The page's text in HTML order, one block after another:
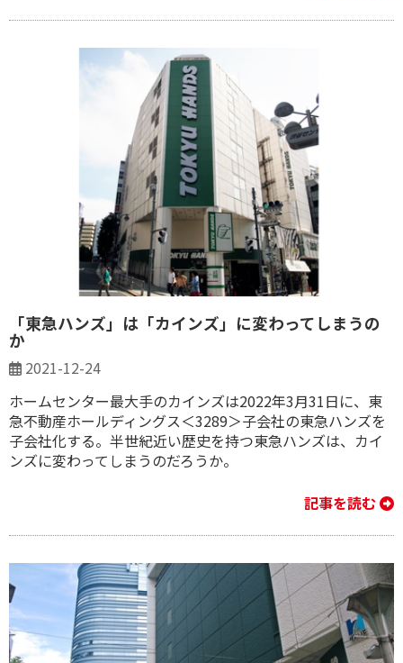
「東急ハンズ」は「カインズ」に変わってしまうの
か
2021-12-24
ホームセンター最大手のカインズは2022年3月31日に、東
急不動産ホールディングス＜3289＞子会社の東急ハンズを
子会社化する。半世紀近い歴史を持つ東急ハンズは、カイ
ンズに変わってしまうのだろうか。
記事を読む